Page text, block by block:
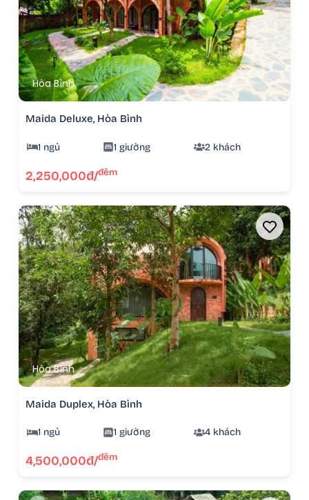
Hòa Bình
Maida Deluxe, Hòa Bình
1 ngủ 1 giường 2 khách
2,250,000đ/đêm
Hòa Bình
Maida Duplex, Hòa Bình
1 ngủ 1 giường 4 khách
4,500,000đ/đêm